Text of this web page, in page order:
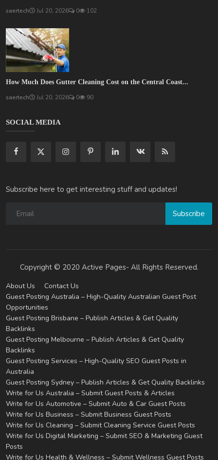
saertech Jul 20, 2026 0 102
How Much Does Gutter Cleaning Cost on the Central Coast...
saertech Jul 20, 2026 0 90
SOCIAL MEDIA
Subscribe here to get interesting stuff and updates!
Subscribe
Copyright © 2020 Active Pages- All Rights Reserved.
About Us
Contact Us
Guest Posting Australia – High-Quality Australian Guest Post
Opportunities
Guest Posting Brisbane – Publish Articles & Get Quality
Backlinks
Guest Posting Melbourne – Publish Articles & Get Quality
Backlinks
Guest Posting Services – High-Quality SEO Guest Posts in
Australia
Guest Posting Sydney – Publish Articles & Get Quality Backlinks
Write for Us Australia – Submit Guest Posts & Articles
Write for Us Automotive – Submit Auto & Car Guest Posts
Write for Us Business – Submit Business Guest Posts
Write for Us Cleaning – Submit Cleaning Service Guest Posts
Write for Us Digital Marketing – Submit SEO & Marketing Guest
Posts
Write for Us Health & Wellness – Submit Wellness Guest Posts